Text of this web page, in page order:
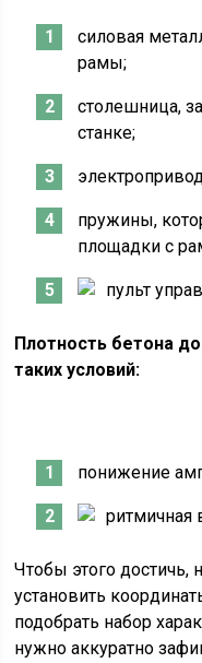
силовая
рамы;
столешница,
станке;
пружины,
площадки с
пульт
Плотность бетона
таких условий:
понижение
ритмичная
Чтобы этого достичь,
установить
подобрать набор
нужно аккуратно